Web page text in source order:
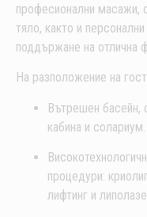
професионални масажи,
тяло, както и
поддържане на отлична
На разположение на
Вътрешен басейн,
кабина и солариум.
процедури:
лифтинг и